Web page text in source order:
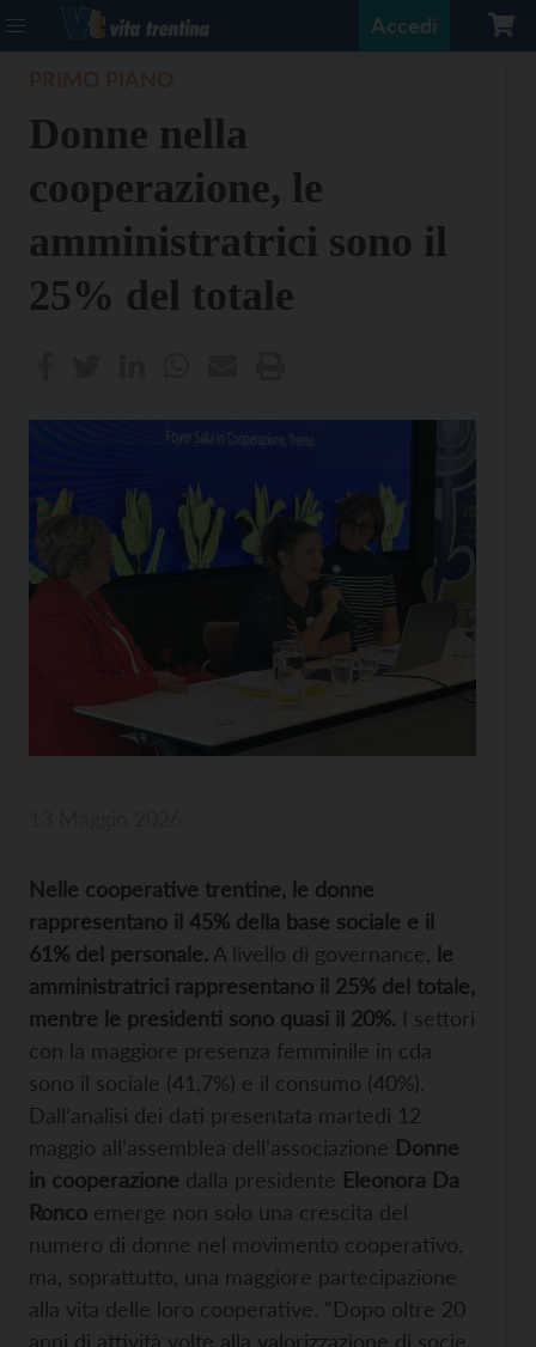
Accedi
Donne nella
cooperazione, le
amministratrici sono il
25% del totale
Nelle cooperative trentine, le donne
rappresentano il 45% della base sociale e il
61% del personale. A livello di governance, le
amministratrici rappresentano il 25% del totale,
mentre le presidenti sono quasi il 20%. I settori
con la maggiore presenza femminile in cda
sono il sociale (41,7%) e il consumo (40%).
Dall’analisi dei dati presentata martedì 12
maggio all’assemblea dell’associazione Donne
in cooperazione dalla presidente Eleonora Da
Ronco emerge non solo una crescita del
numero di donne nel movimento cooperativo,
ma, soprattutto, una maggiore partecipazione
alla vita delle loro cooperative. “Dopo oltre 20
anni di attività volte alla valorizzazione di socie